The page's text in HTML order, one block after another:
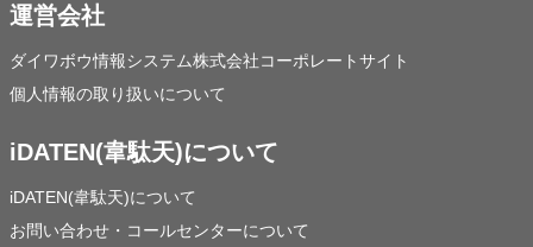
運営会社
ダイワボウ情報システム株式会社コーポレートサイト
個人情報の取り扱いについて
iDATEN(韋駄天)について
iDATEN(韋駄天)について
お問い合わせ・コールセンターについて